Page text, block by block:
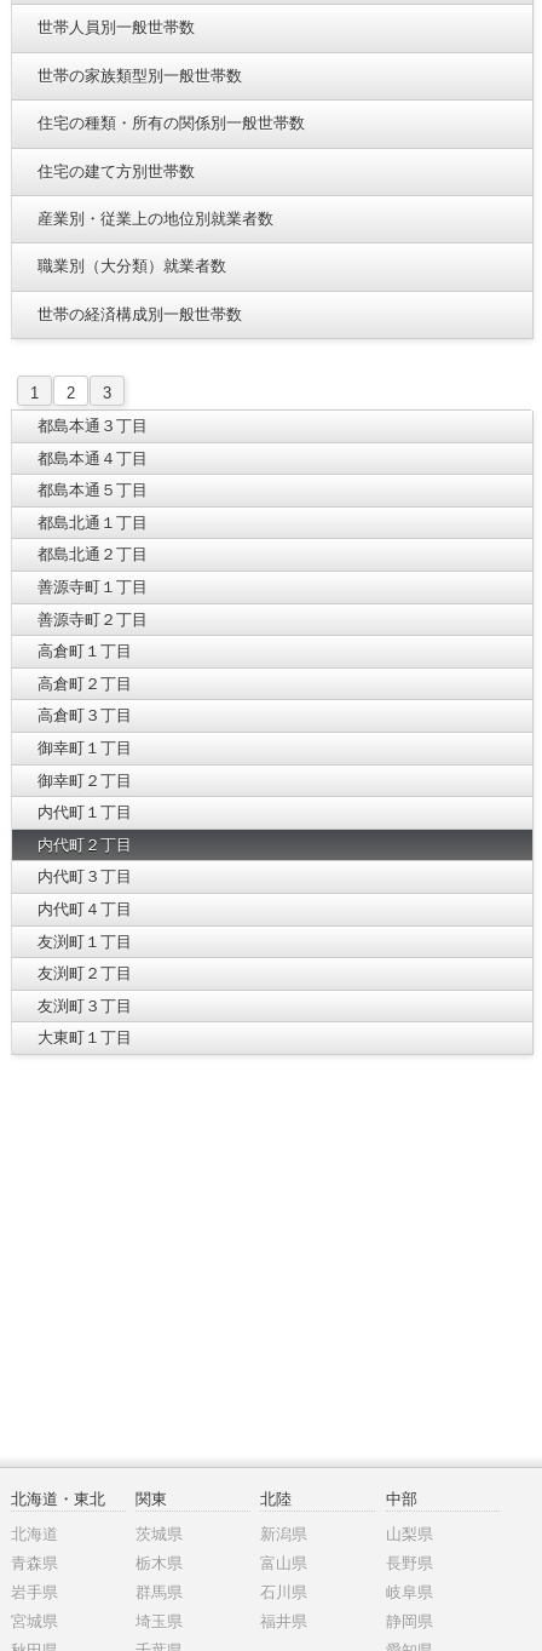
世帯人員別一般世帯数
世帯の家族類型別一般世帯数
住宅の種類・所有の関係別一般世帯数
住宅の建て方別世帯数
産業別・従業上の地位別就業者数
職業別（大分類）就業者数
世帯の経済構成別一般世帯数
1 2
3
都島本通３丁目
都島本通４丁目
都島本通５丁目
都島北通１丁目
都島北通２丁目
善源寺町１丁目
善源寺町２丁目
高倉町１丁目
高倉町２丁目
高倉町３丁目
御幸町１丁目
御幸町２丁目
内代町１丁目
内代町２丁目
内代町３丁目
内代町４丁目
友渕町１丁目
友渕町２丁目
友渕町３丁目
大東町１丁目
北海道・東北
北海道
青森県
岩手県
宮城県
関東
茨城県
栃木県
群馬県
埼玉県
北陸
新潟県
富山県
石川県
福井県
中部
山梨県
長野県
岐阜県
静岡県